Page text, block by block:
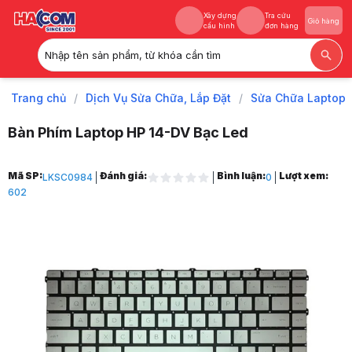
Xây dựng
cấu hình
Tra cứu
đơn hàng
Giỏ hàng
Nhập tên sản phẩm, từ khóa cần tìm
Xây dựng
Tra cứu
Trang chủ / Dịch Vụ Sửa Chữa, Lắp Đặt / Sửa Chữa Laptop
Bàn Phím Laptop HP 14-DV Bạc Led
Trang chủ
1
Bàn Phím Laptop HP 14-DV Bạc Led
Hình ảnh và video sản phẩm
Bàn Phím Laptop HP 14-DV Bạc Led
Mã SP:LKSC0984 Đánh giá: Bình luận:0
Lượt xem:
602